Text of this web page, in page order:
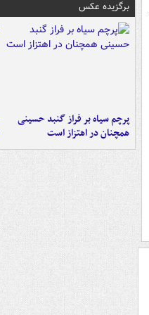
برگزیده عکس
پرچم سیاه بر فراز گنبد حسینی
همچنان در اهتزاز است